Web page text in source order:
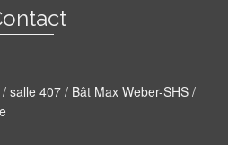
salle 407 / Bât Max Weber-SHS /